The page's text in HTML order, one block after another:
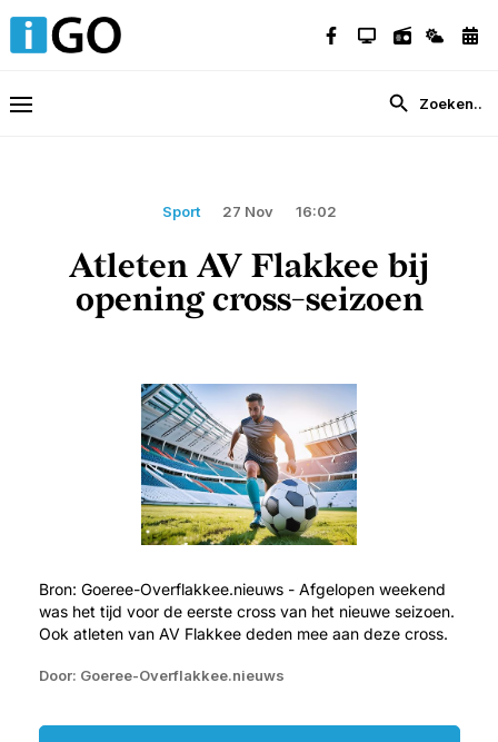
Sport 27 Nov 16:02
Atleten AV Flakkee bij
opening cross-seizoen
Bron: Goeree-Overflakkee.nieuws - Afgelopen weekend
was het tijd voor de eerste cross van het nieuwe seizoen.
Ook atleten van AV Flakkee deden mee aan deze cross.
Door: Goeree-Overflakkee.nieuws